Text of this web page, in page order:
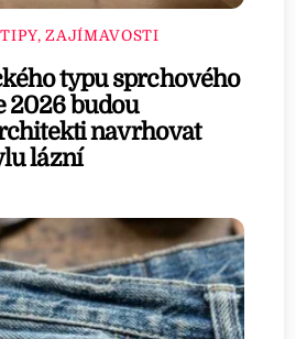
ZAJÍMAVOSTI
typu sprchového
2026 budou
navrhovat
lázní